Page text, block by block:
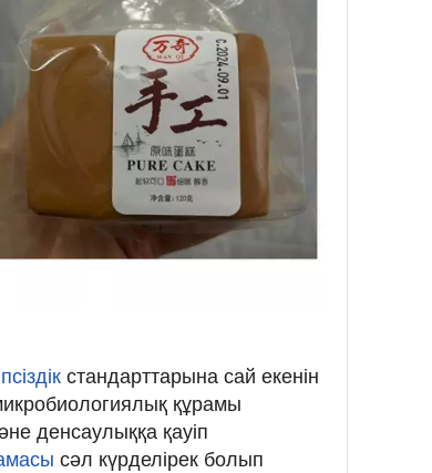
стандарттарына сай екенін
құрамы
денсаулыққа қауіп
сәл күрделірек болып